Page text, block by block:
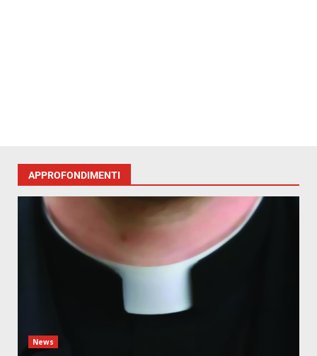
APPROFONDIMENTI
News